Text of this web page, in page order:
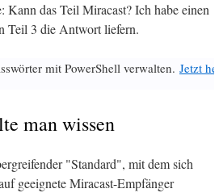
Kann das Teil Miracast? Ich habe einen
Teil 3 die Antwort liefern.
mit PowerShell verwalten. Jetzt
man wissen
"Standard", mit dem sich
geeignete Miracast-Empfänger